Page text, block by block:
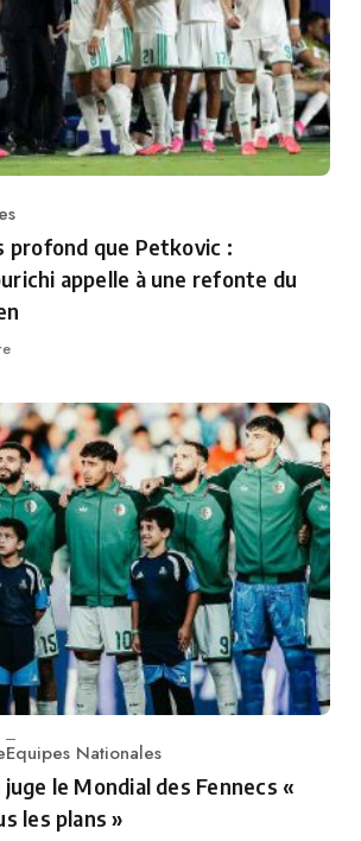
profond que Petkovic :
appelle à une refonte du
Equipes Nationales
le Mondial des Fennecs «
les plans »